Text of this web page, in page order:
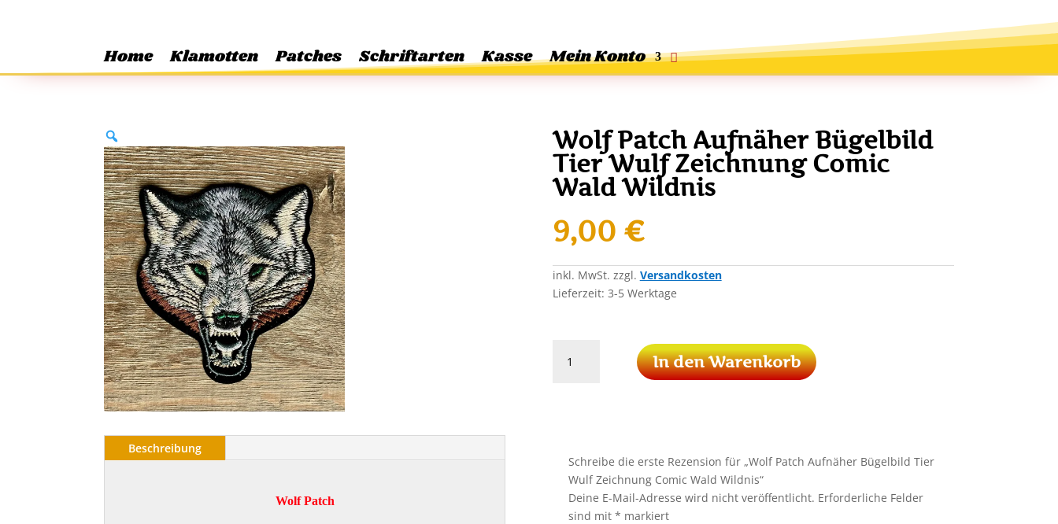
Home Klamotten Patches Schriftarten Kasse Mein Konto
Beschreibung
Wolf Patch
Wolf Patch Aufnäher Bügelbild
Tier Wulf Zeichnung Comic
Wald Wildnis
9,00 €
inkl. MwSt. zzgl. Versandkosten
Lieferzeit: 3-5 Werktage
Patch
Zeichnung
Comic
Wald
Wildnis
In den Warenkorb
Schreibe die erste Rezension für „Wolf Patch Aufnäher Bügelbild Tier
Wulf Zeichnung Comic Wald Wildnis“
Deine E-Mail-Adresse wird nicht veröffentlicht. Erforderliche Felder
sind mit* markiert